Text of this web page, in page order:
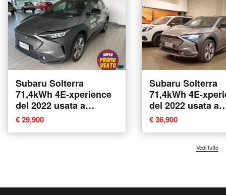
Subaru Solterra
71,4kWh 4E-xperience
del 2022 usata a
Tavagnacco
€ 29,900
Subaru Solterra
71,4kWh 4E-
del 2022 usata a
Pescara
€ 36,900
Vedi tutte